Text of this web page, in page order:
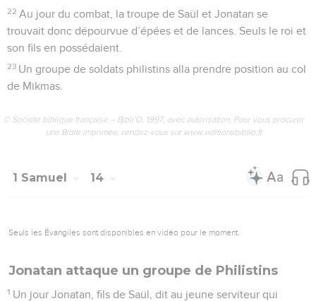
22 Au jour du combat, la troupe de Saül et Jonatan se
trouvait donc dépourvue d’épées et de lances. Seuls le roi et
son fils en possédaient.
23 Un groupe de soldats philistins alla prendre position au col
de Mikmas.
© Société biblique française – Bibli’O, 1997, avec autorisation. Pour vous procurer
une Bible imprimée, rendez-vous sur www.editionsbiblio.fr
1 Samuel 14
Seuls les Évangiles sont disponibles en vidéo pour le moment.
Jonatan attaque un groupe de Philistins
1 Un jour Jonatan, fils de Saül, dit au jeune serviteur qui